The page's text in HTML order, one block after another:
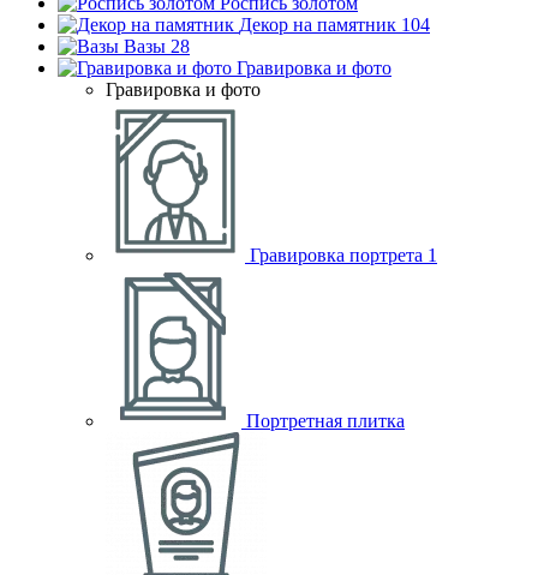
Декор на памятник 104
Вазы 28
Гравировка и фото
Гравировка и фото
Гравировка портрета 1
Портретная плитка